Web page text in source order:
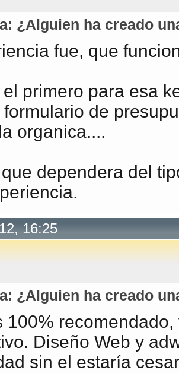
¿Alguien ha creado
fue, que
primero para esa
de
organica....
dependera del
16:25
¿Alguien ha creado
100%
Diseño Web y
sin el estaría